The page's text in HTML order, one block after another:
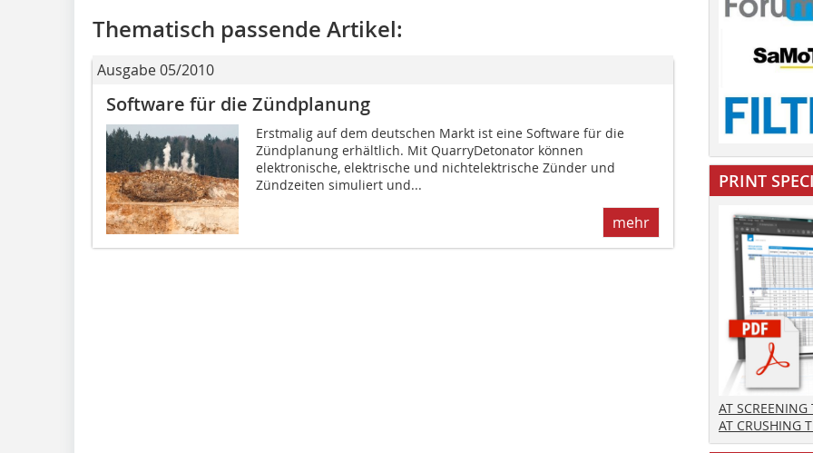
Thematisch passende Artikel:
Ausgabe 05/2010
Software für die Zündplanung
Erstmalig auf dem deutschen Markt ist eine Software für die
Zündplanung erhältlich. Mit QuarryDetonator können
elektronische, elektrische und nichtelektrische Zünder und
Zündzeiten simuliert und...
mehr
PRINT
AT
AT CRUSHING